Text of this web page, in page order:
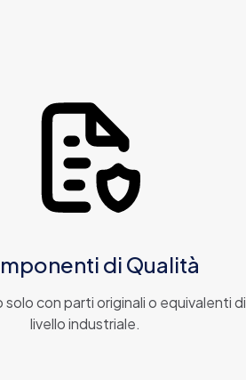
di Qualità
con parti originali o equivalenti di
livello industriale.